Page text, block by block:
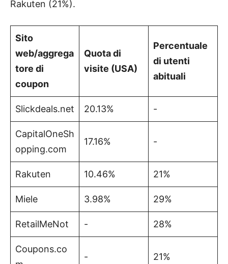
Rakuten (21%).
Sito
web/aggrega
tore di
coupon
Quota di
visite (USA)
Percentuale
di utenti
abituali
Slickdeals.net 20.13% -
CapitalOneSh
opping.com
17.16% -
Rakuten 10.46% 21%
Miele 3.98% 29%
RetailMeNot - 28%
Coupons.co
- 21%